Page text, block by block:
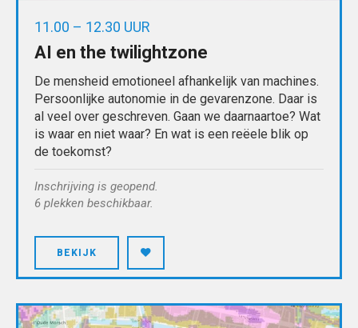
11.00 – 12.30 UUR
AI en the twilightzone
De mensheid emotioneel afhankelijk van machines.
Persoonlijke autonomie in de gevarenzone. Daar is
al veel over geschreven. Gaan we daarnaartoe? Wat
is waar en niet waar? En wat is een reëele blik op
de toekomst?
Inschrijving is geopend.
6 plekken beschikbaar.
BEKIJK